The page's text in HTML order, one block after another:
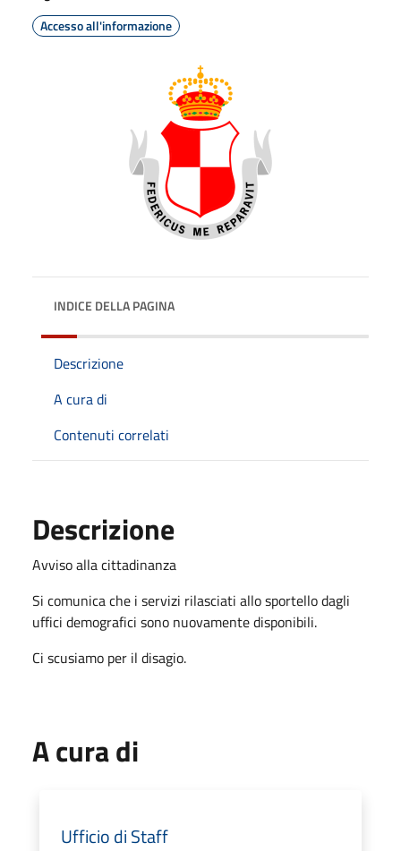
Accesso all'informazione
INDICE DELLA PAGINA
Descrizione
A cura di
Contenuti correlati
Descrizione
Avviso alla cittadinanza
Si comunica che i servizi rilasciati allo sportello dagli
uffici demografici sono nuovamente disponibili.
Ci scusiamo per il disagio.
A cura di
Ufficio di Staff